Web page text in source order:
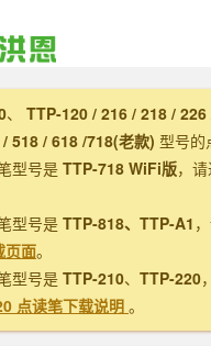
、 TTP-120 / 216 / 218 /
518 / 618 /718(老款) 型号的
型号是 TTP-718 WiFi版，
型号是 TTP-818、TTP-A1
页面。
型号是 TTP-210、 TTP-220
点读笔下载说明 。